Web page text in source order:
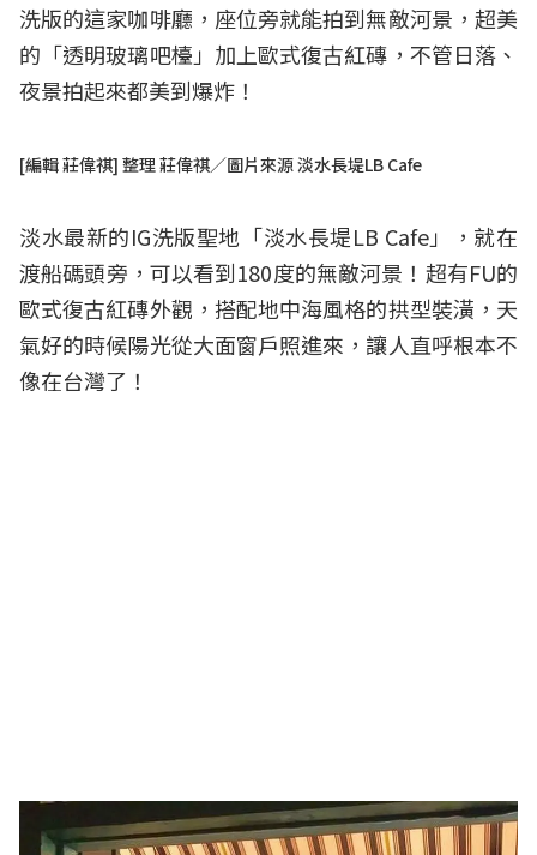
洗版的這家咖啡廳，座位旁就能拍到無敵河景，超美
的「透明玻璃吧檯」加上歐式復古紅磚，不管日落、
夜景拍起來都美到爆炸！
[編輯 莊偉祺] 整理 莊偉祺／圖片來源 淡水長堤LB Cafe
淡水最新的IG洗版聖地「淡水長堤LB Cafe」，就在
渡船碼頭旁，可以看到180度的無敵河景！超有FU的
歐式復古紅磚外觀，搭配地中海風格的拱型裝潢，天
氣好的時候陽光從大面窗戶照進來，讓人直呼根本不
像在台灣了！